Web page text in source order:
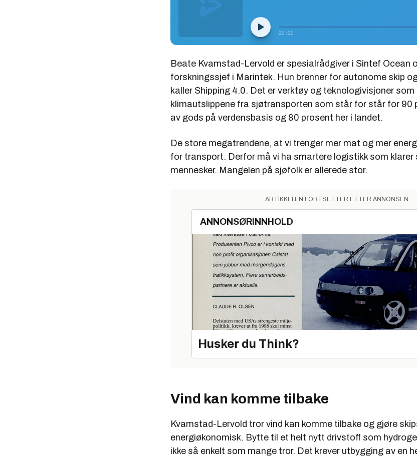
Beate Kvamstad-Lervold er spesialrådgiver i Sintef Ocean
forskningssjef i Marintek. Hun brenner for autonome skip
kaller Shipping 4.0. Det er verktøy og teknologivisjoner
klimautslippene fra sjøtransporten som står for står for 90
av gods på verdensbasis og 80 prosent her i landet.
De store megatrendene, at vi trenger mer mat og mer
for transport. Derfor må vi ha smartere logistikk som
mennesker. Mangelen på sjøfolk er allerede stor.
ARTIKKELEN FORTSETTER ETTER ANNONSEN
ANNONSØRINNHOLD
Husker du Think?
Vind kan komme tilbake
Kvamstad-Lervold tror vind kan komme tilbake og gjøre
energiøkonomisk. Bytte til et helt nytt drivstoff som
ikke så enkelt som mange tror. Det krever utbygging av en